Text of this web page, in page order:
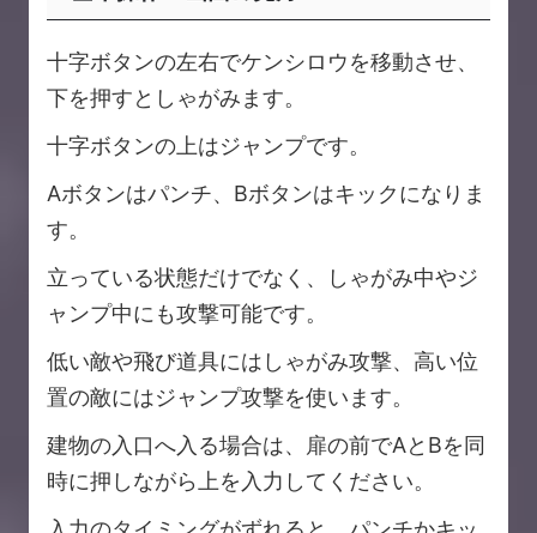
十字ボタンの左右でケンシロウを移動させ、
下を押すとしゃがみます。
十字ボタンの上はジャンプです。
Aボタンはパンチ、Bボタンはキックになりま
す。
立っている状態だけでなく、しゃがみ中やジ
ャンプ中にも攻撃可能です。
低い敵や飛び道具にはしゃがみ攻撃、高い位
置の敵にはジャンプ攻撃を使います。
建物の入口へ入る場合は、扉の前でAとBを同
時に押しながら上を入力してください。